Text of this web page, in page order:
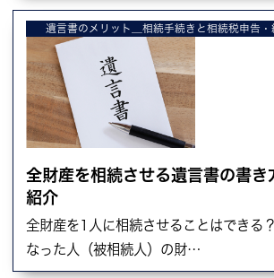
遺言書のメリット＿相続手続きと相続税申告・
全財産を相続させる遺言書の書き
紹介
全財産を1人に相続させることはできる
なった人（被相続人）の財…